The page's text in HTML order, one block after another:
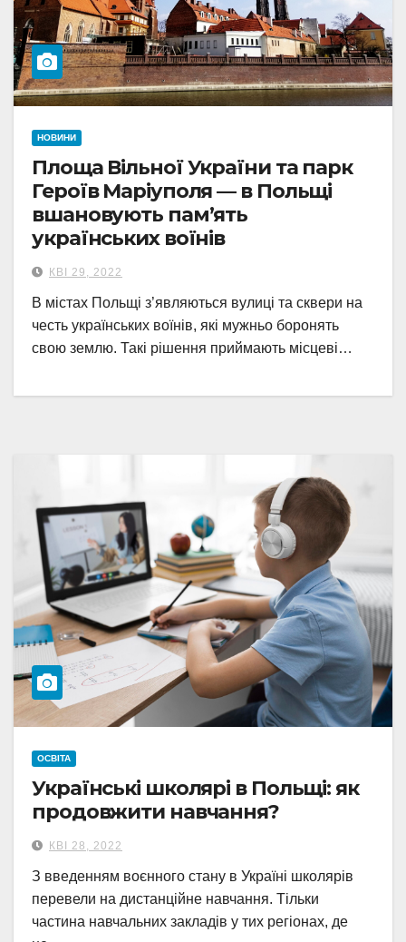
НОВИНИ
Площа Вільної України та парк
Героїв Маріуполя — в Польщі
вшановують пам’ять
українських воїнів
КВІ 29, 2022
В містах Польщі з’являються вулиці та сквери на
честь українських воїнів, які мужньо боронять
свою землю. Такі рішення приймають місцеві…
ОСВІТА
Українські школярі в Польщі: як
продовжити навчання?
КВІ 28, 2022
З введенням воєнного стану в Україні школярів
перевели на дистанційне навчання. Тільки
частина навчальних закладів у тих регіонах, де